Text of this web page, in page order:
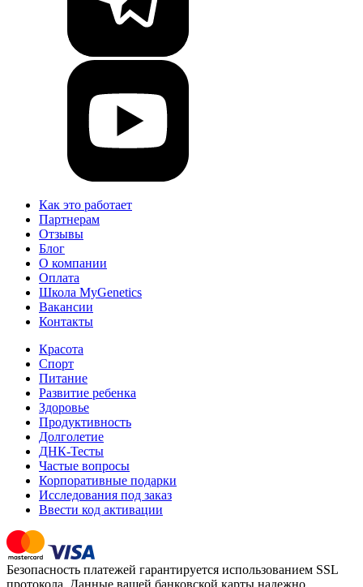
Как это работает
Партнерам
Отзывы
Блог
О компании
Оплата
Школа MyGenetics
Вакансии
Контакты
Красота
Спорт
Питание
Развитие ребенка
Здоровье
Продуктивность
Долголетие
ДНК-Тесты
Частые вопросы
Корпоративные подарки
Исследования под заказ
Ввести код активации
Безопасность платежей гарантируется использованием SSL